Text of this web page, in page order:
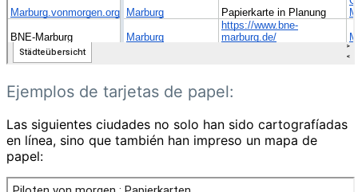
Ejemplos de tarjetas de papel:
Las siguientes ciudades no solo han sido cartografíadas
en línea, sino que también han impreso un mapa de
papel: